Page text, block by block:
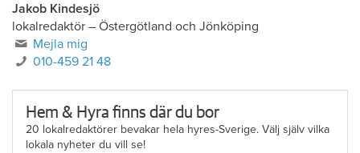
Jakob Kindesjö
lokalredaktör – Östergötland och Jönköping
Mejla mig
010-459 21 48
Hem & Hyra finns där du bor
20 lokalredaktörer bevakar hela hyres-Sverige. Välj själv vilka
lokala nyheter du vill se!